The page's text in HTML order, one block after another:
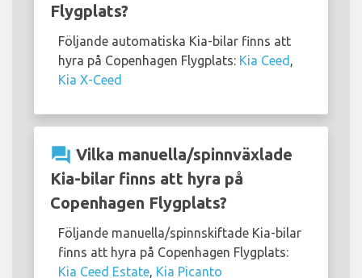
Flygplats?
Följande automatiska Kia-bilar finns att
hyra på Copenhagen Flygplats: Kia Ceed
Kia X-Ceed
question_answer Vilka manuella/spinnväxlade
Kia-bilar finns att hyra på
Copenhagen Flygplats?
Följande manuella/spinnskiftade Kia-bilar
finns att hyra på Copenhagen Flygplats:
Kia Ceed Estate Kia Picanto